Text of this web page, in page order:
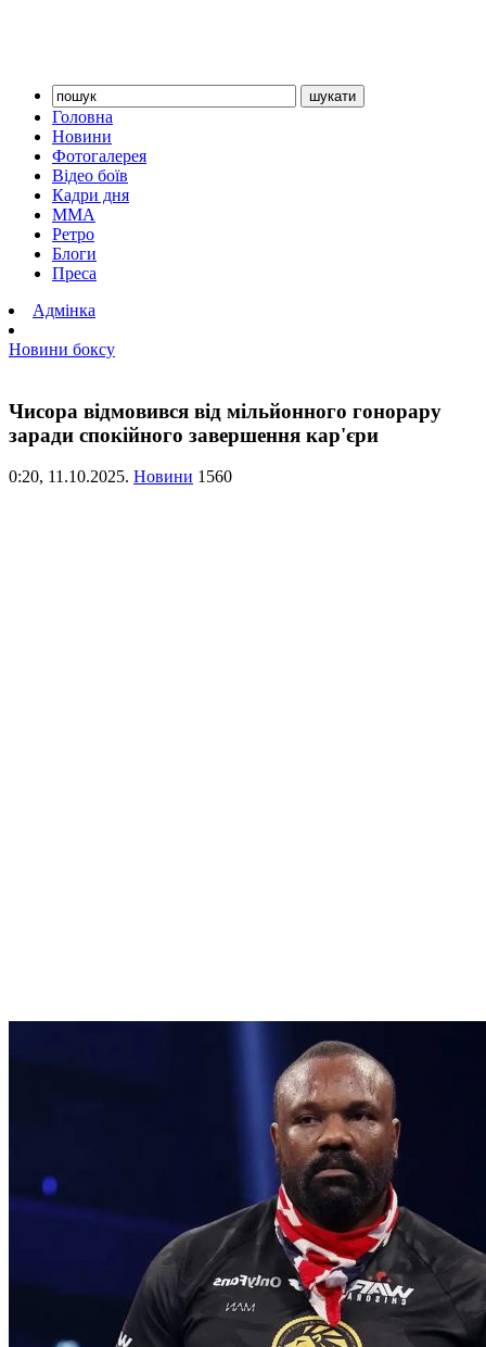
Головна
Новини
Фотогалерея
Відео боїв
Кадри дня
ММА
Ретро
Блоги
Преса
Адмінка
Новини боксу
Чисора відмовився від мільйонного гонорару
заради спокійного завершення кар'єри
0:20, 11.10.2025. Новини 1560